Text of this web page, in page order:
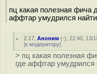
пц какая полезная фича
аффтар умудрился
2.17 ,Аноним (-), 22:40, 13/
[к модератору]
> пц какая полезная
где аффтар умудрился